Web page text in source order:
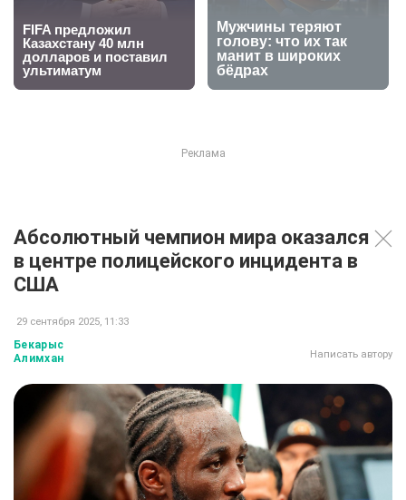
Абсолютный чемпион мира оказался
в центре полицейского инцидента в
США
29 сентября 2025, 11:33
Бекарыс
Алимхан
Написать автору